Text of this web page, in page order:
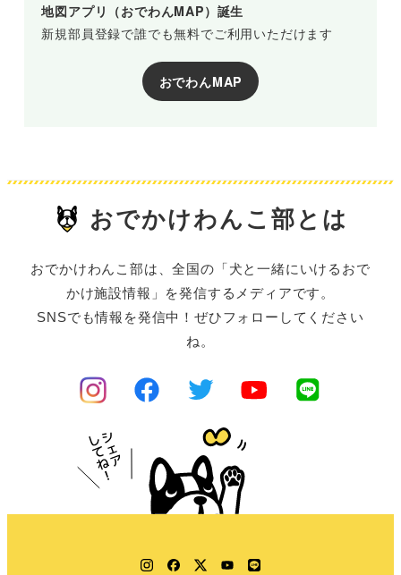
地図アプリ（おでわんMAP）誕生
新規部員登録で誰でも無料でご利用いただけます
おでわんMAP
おでかけわんこ部とは
おでかけわんこ部は、全国の「犬と一緒にいけるおで
かけ施設情報」を発信するメディアです。
SNSでも情報を発信中！ぜひフォローしてください
ね。
Instagram
Facebook
TwitterYouTube
LINE